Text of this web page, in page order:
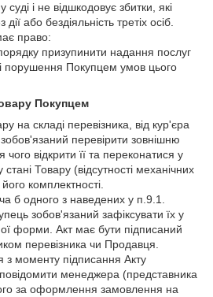
суді і не відшкодовує збитки, які
або бездіяльність третіх осіб.
право:
призупинити надання послуг
порушення Покупцем умов цього
Покупцем
на складі перевізника, від кур'єра
перевірити зовнішню
чого відкрити її та переконатися у
Товару (відсутності механічних
комплектності.
б одного з наведених у п.9.1.
зобов'язаний зафіксувати їх у
форми. Акт має бути підписаний
перевізника чи Продавця.
моменту підписання Акту
менеджера (представника
за оформлення замовлення на